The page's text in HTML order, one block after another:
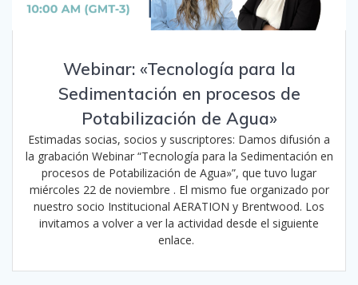
Webinar: «Tecnología para la
Sedimentación en procesos de
Potabilización de Agua»
Estimadas socias, socios y suscriptores: Damos difusión a
la grabación Webinar “Tecnología para la Sedimentación en
procesos de Potabilización de Agua»”, que tuvo lugar
miércoles 22 de noviembre . El mismo fue organizado por
nuestro socio Institucional AERATION y Brentwood. Los
invitamos a volver a ver la actividad desde el siguiente
enlace.